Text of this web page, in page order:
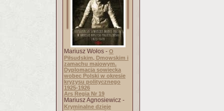
Mariusz Wołos - O
Piłsudskim, Dmowskim i
zamachu majowym.
Dyplomacja sowiecka
wobec Polski w okresie
kryzysu politycznego
1925-1926
Ars Regia Nr 19
Mariusz Agnosiewicz -
Kryminalne dzieje